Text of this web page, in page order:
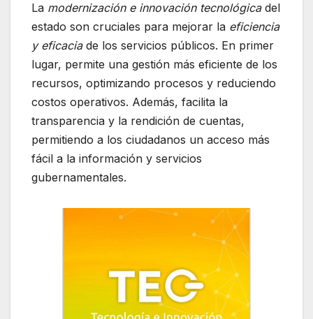
La modernización e innovación tecnológicadel
estado son cruciales para mejorar la eficiencia
y eficaciade los servicios públicos. En primer
lugar, permite una gestión más eficiente de los
recursos, optimizando procesos y reduciendo
costos operativos. Además, facilita la
transparencia y la rendición de cuentas,
permitiendo a los ciudadanos un acceso más
fácil a la información y servicios
gubernamentales.